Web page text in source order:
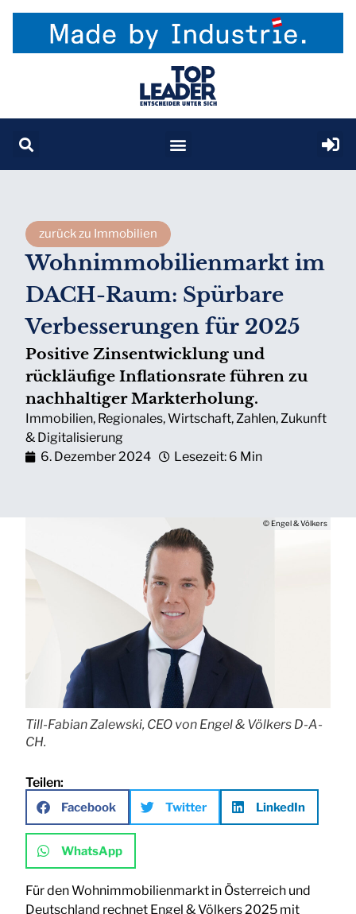
zurück zu Immobilien
Wohnimmobilienmarkt im
DACH-Raum: Spürbare
Verbesserungen für 2025
Positive Zinsentwicklung und
rückläufige Inflationsrate führen zu
nachhaltiger Markterholung.
Immobilien, Regionales,Wirtschaft,Zahlen,Zukunft
& Digitalisierung
6. Dezember 2024
Lesezeit: 6 Min
© Engel & Völkers
Till-Fabian Zalewski, CEO von Engel & Völkers D-A-
CH.
Teilen:
Facebook Twitter LinkedIn
WhatsApp
Für den Wohnimmobilienmarkt in Österreich und
Deutschland rechnet Engel & Völkers 2025 mit